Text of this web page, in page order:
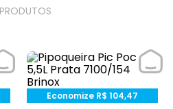
PRODUTOS
Economize R$ 104,47